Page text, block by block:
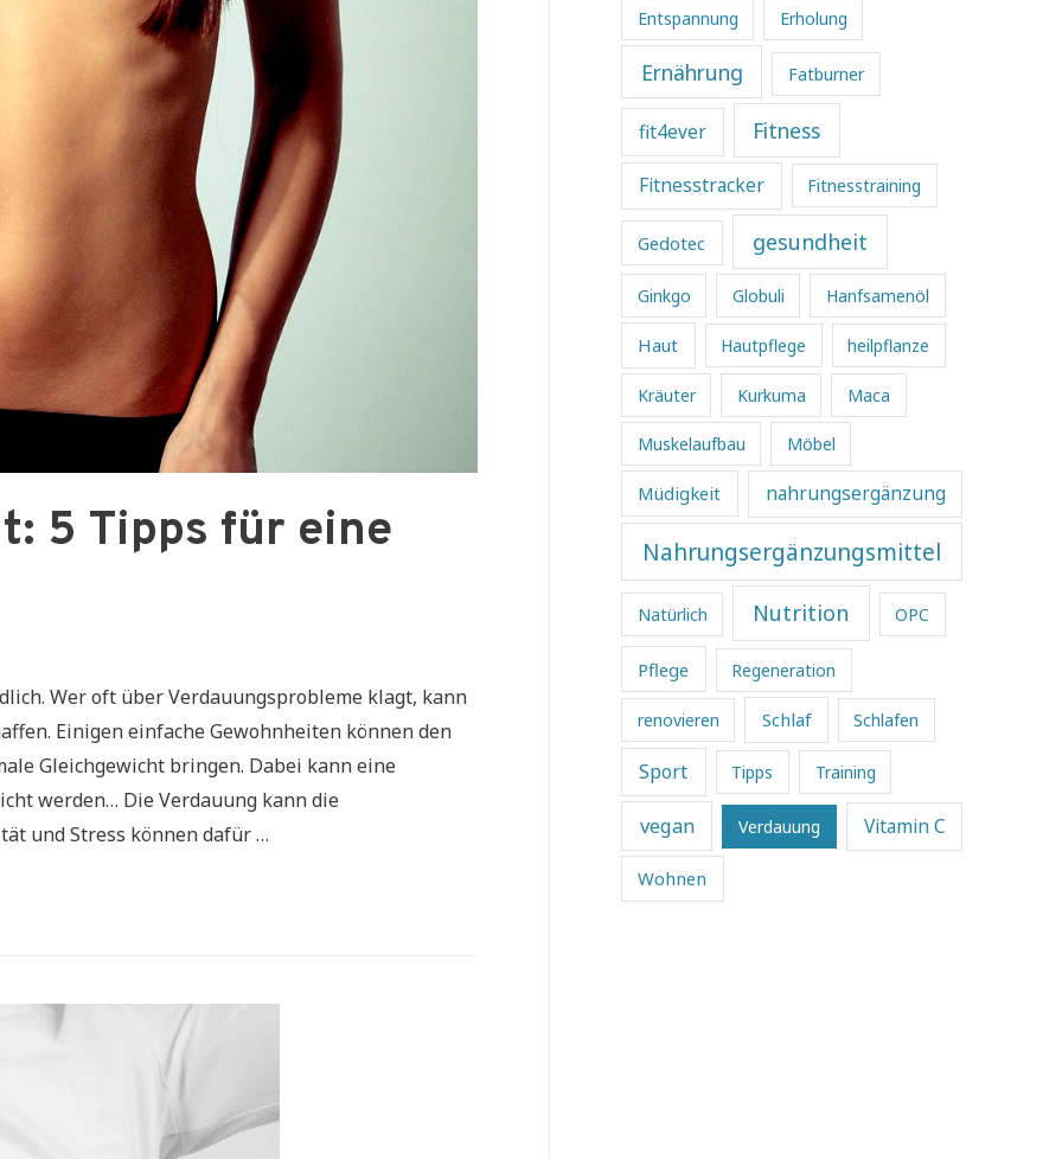
5 Tipps für eine
Wer oft über Verdauungsprobleme klagt, kann
Einigen einfache Gewohnheiten können den
Gleichgewicht bringen. Dabei kann eine
werden… Die Verdauung kann die
und Stress können dafür …
Entspannung Erholung
Ernährung Fatburner
fit4ever Fitness
Fitnesstracker Fitnesstraining
Gedotec gesundheit
Ginkgo Globuli Hanfsamenöl
Haut Hautpflege heilpflanze
Kräuter Kurkuma Maca
Muskelaufbau Möbel
Müdigkeit nahrungsergänzung
Nahrungsergänzungsmittel
Natürlich Nutrition OPC
Pflege Regeneration
renovieren Schlaf Schlafen
Sport Tipps Training
vegan Verdauung Vitamin C
Wohnen